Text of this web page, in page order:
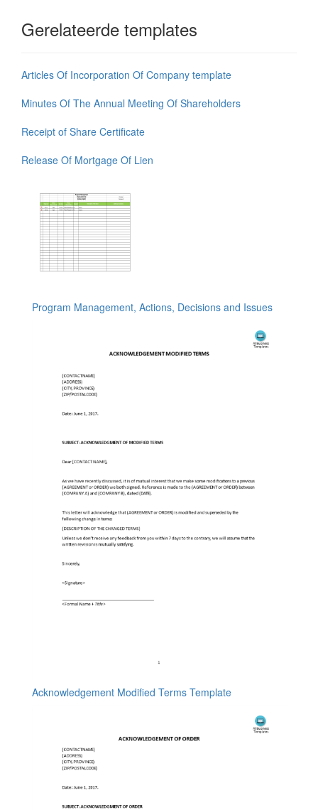
Gerelateerde templates
Articles Of Incorporation Of Company template
Minutes Of The Annual Meeting Of Shareholders
Receipt of Share Certificate
Release Of Mortgage Of Lien
Program Management, Actions, Decisions and Issues
Acknowledgement Modified Terms Template